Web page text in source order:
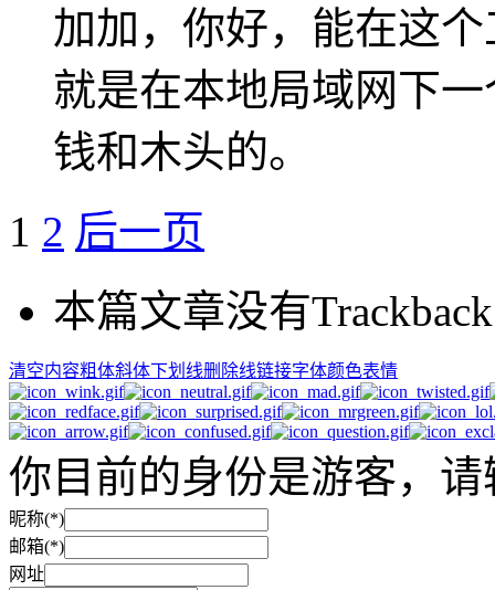
加加，你好，能在这
就是在本地局域网下
钱和木头的。
1 2 后一页
本篇文章没有Trackback
清空内容粗体斜体下划线删除线链接字体颜色表情
你目前的身份是游客，
昵称(*)
邮箱(*)
网址